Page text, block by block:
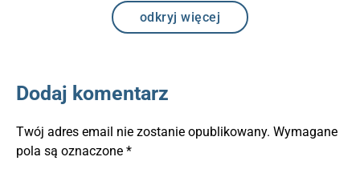
odkryj więcej
Dodaj komentarz
Twój adres email nie zostanie opublikowany. Wymagane
pola są oznaczone *